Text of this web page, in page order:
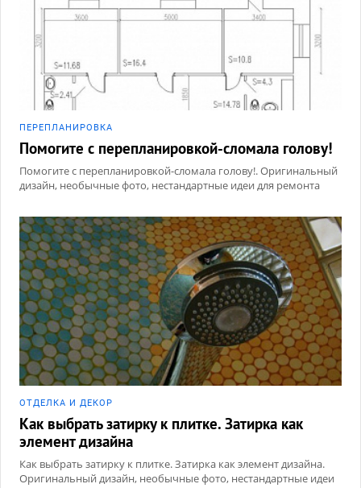
ПЕРЕПЛАНИРОВКА
Помогите с перепланировкой-сломала голову!
Помогите с перепланировкой-сломала голову!. Оригинальный
дизайн, необычные фото, нестандартные идеи для ремонта
ОТДЕЛКА И ДЕКОР
Как выбрать затирку к плитке. Затирка как
элемент дизайна
Как выбрать затирку к плитке. Затирка как элемент дизайна.
Оригинальный дизайн, необычные фото, нестандартные идеи